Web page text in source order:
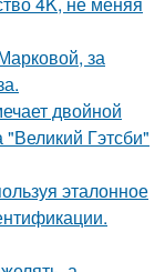
за
двойной
Гэтсби"
эталонное